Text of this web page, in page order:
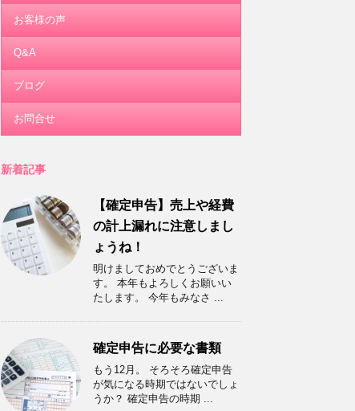
お客様の声
Q&A
ブログ
お問合せ
新着記事
【確定申告】売上や経費
の計上漏れに注意しまし
ょうね！
明けましておめでとうございま
す。 本年もよろしくお願いい
たします。 今年もみなさ ...
確定申告に必要な書類
もう12月。 そろそろ確定申告
が気になる時期ではないでしょ
うか？ 確定申告の時期 ...